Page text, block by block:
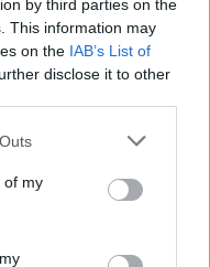
by third parties on the
This information may
on the IAB’s List of
disclose it to other
one or more Google
You may click to
its third-party tags to
in below Google
of my